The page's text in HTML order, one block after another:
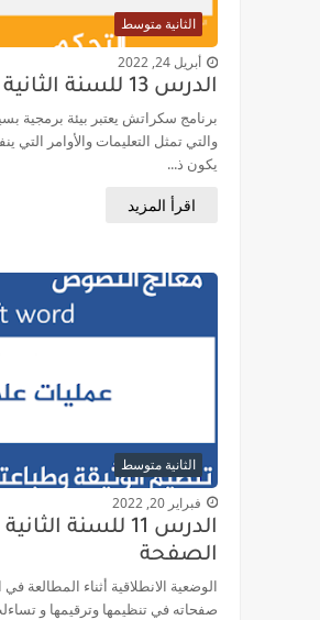
الدرس 9 للسنة الثالثة متوسط: استخدام القلم
الثانية متوسط
أبريل 24, 2022
الدرس 13 للسنة الثانية متوسط: لبنات التحكم
برنامج سكراتش يعتبر بيئة برمجية
والتي تمثل التعليمات والأوامر التي
يكون ذ...
اقرأ المزيد
الثانية متوسط
فبراير 20, 2022
الدرس 11 للسنة
الصفحة
الوضعية الانطلاقية أثناء المطالعة في
صفحاته في تنظيمها وترقيمها و